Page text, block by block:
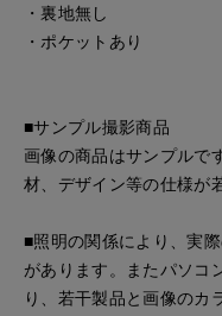
・裏地無し
・ポケットあり
■サンプル撮影商品
画像の商品はサンプルで
材、デザイン等の仕様が
■照明の関係により、実
があります。またパソコ
り、若干製品と画像のカ